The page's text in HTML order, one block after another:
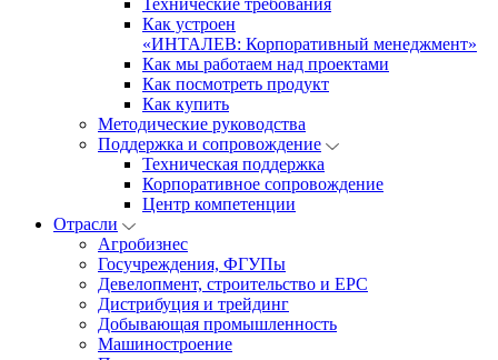
Технические требования
Как устроен
«ИНТАЛЕВ: Корпоративный менеджмент»
Как мы работаем над проектами
Как посмотреть продукт
Как купить
Методические руководства
Поддержка и сопровождение
Техническая поддержка
Корпоративное сопровождение
Центр компетенции
Отрасли
Агробизнес
Госучреждения, ФГУПы
Девелопмент, строительство и EPC
Дистрибуция и трейдинг
Добывающая промышленность
Машиностроение